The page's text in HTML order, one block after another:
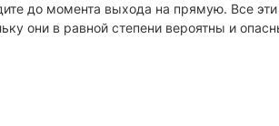
до момента выхода на прямую. Все
они в равной степени вероятны и